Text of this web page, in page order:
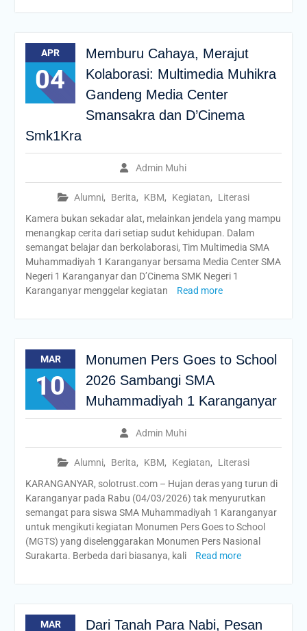
APR
04
Memburu Cahaya, Merajut
Kolaborasi: Multimedia Muhikra
Gandeng Media Center
Smansakra dan D’Cinema
Smk1Kra
Admin Muhi
Alumni, Berita, KBM, Kegiatan,
Literasi
Kamera bukan sekadar alat, melainkan jendela yang mampu
menangkap cerita dari setiap sudut kehidupan. Dalam
semangat belajar dan berkolaborasi, Tim Multimedia SMA
Muhammadiyah 1 Karanganyar bersama Media Center SMA
Negeri 1 Karanganyar dan D’Cinema SMK Negeri 1
Karanganyar menggelar kegiatan
Read more
MAR
10
Monumen Pers Goes to School
2026 Sambangi SMA
Muhammadiyah 1 Karanganyar
Admin Muhi
Alumni, Berita, KBM, Kegiatan,
Literasi
KARANGANYAR, solotrust.com – Hujan deras yang turun di
Karanganyar pada Rabu (04/03/2026) tak menyurutkan
semangat para siswa SMA Muhammadiyah 1 Karanganyar
untuk mengikuti kegiatan Monumen Pers Goes to School
(MGTS) yang diselenggarakan Monumen Pers Nasional
Surakarta. Berbeda dari biasanya, kali
Read more
MAR Dari Tanah Para Nabi, Pesan